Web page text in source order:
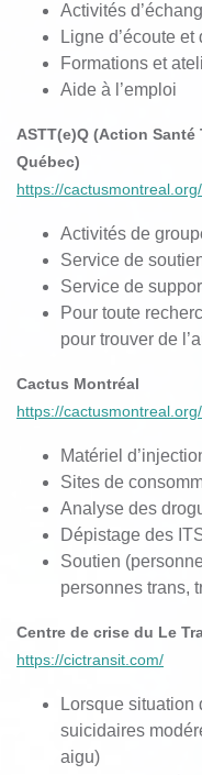
Activités
Ligne d’écoute
Formations et
Aide à l’emploi
ASTT(e)Q (Action
Québec)
https://
Activités de
Service de
Service de
Pour toute
pour trouver de
Cactus Montréal
https://cactusmontreal.org/
Matériel
Sites de
Analyse des
Dépistage des
Soutien (
personnes trans,
Centre de crise du Le
https://cictransit.com/
Lorsque situation
suicidaires
aigu)